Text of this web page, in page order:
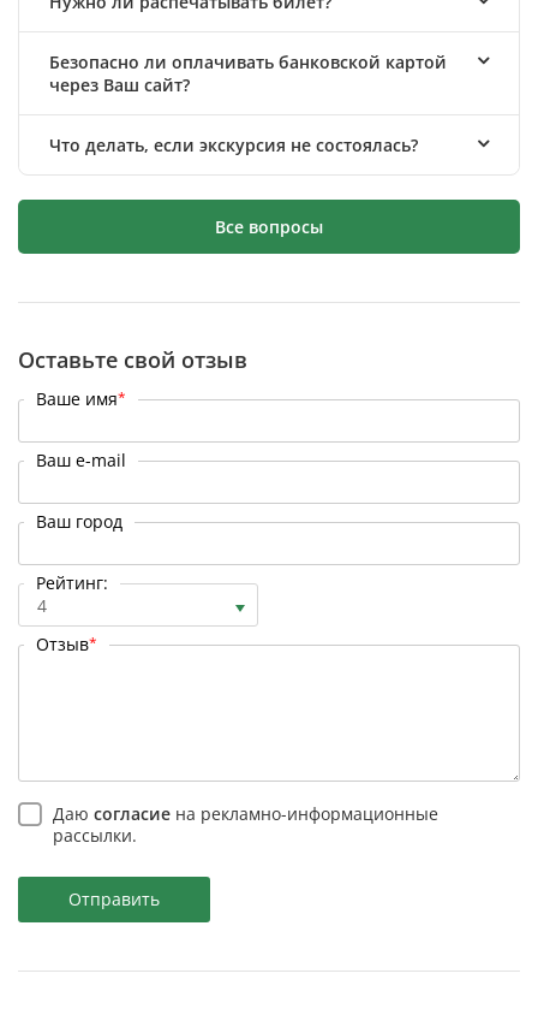
Безопасно ли оплачивать банковской картой
через Ваш сайт?
Что делать, если экскурсия не состоялась?
Все вопросы
Оставьте свой отзыв
Ваше имя*
Ваш e-mail
Ваш город
Рейтинг:
4
Отзыв*
Даю согласие на рекламно-информационные
рассылки.
Отправить